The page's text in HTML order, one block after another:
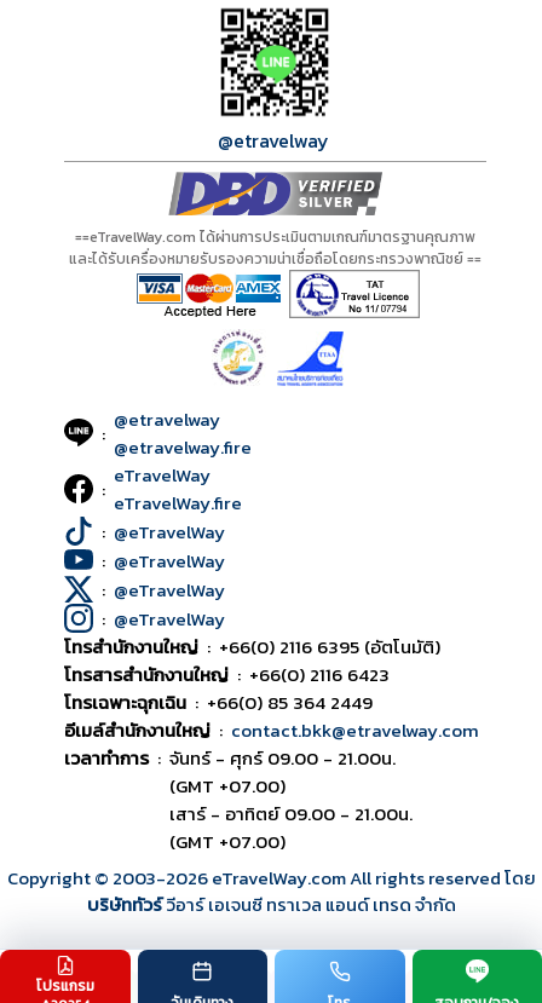
โปรแกรม
@etravelway
==eTravelWay.com ได้ผ่านการประเมินตามเกณฑ์มาตรฐานคุณภาพ
และได้รับเครื่องหมายรับรองความน่าเชื่อถือโดยกระทรวงพาณิชย์ ==
: @etravelway
@etravelway.fire
: eTravelWay
eTravelWay.fire
: @eTravelWay
: @eTravelWay
: @eTravelWay
: @eTravelWay
โทรสำนักงานใหญ่ : +66(0) 2116 6395 (อัตโนมัติ)
โทรสารสำนักงานใหญ่ : +66(0) 2116 6423
โทรเฉพาะฉุกเฉิน : +66(0) 85 364 2449
อีเมล์สำนักงานใหญ่ : contact.bkk@etravelway.com
เวลาทำการ : จันทร์ - ศุกร์ 09.00 - 21.00น.
(GMT +07.00)
เสาร์ - อาทิตย์ 09.00 - 21.00น.
(GMT +07.00)
Copyright © 2003-2026eTravelWay.com All rights reserved โดย
บริษัททัวร์วีอาร์ เอเจนซี ทราเวล แอนด์ เทรด จำกัด
TOP